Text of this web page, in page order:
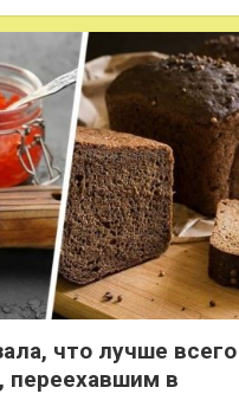
что лучше всего
переехавшим в